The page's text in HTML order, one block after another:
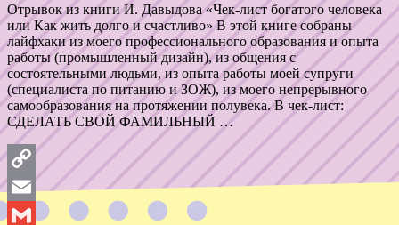
Отрывок из книги И. Давыдова «Чек-лист богатого человека
или Как жить долго и счастливо» В этой книге собраны
лайфхаки из моего профессионального образования и опыта
работы (промышленный дизайн), из общения с
состоятельными людьми, из опыта работы моей супруги
(специалиста по питанию и ЗОЖ), из моего непрерывного
самообразования на протяжении полувека. В чек-лист:
СДЕЛАТЬ СВОЙ ФАМИЛЬНЫЙ …
Copy
Link
Email